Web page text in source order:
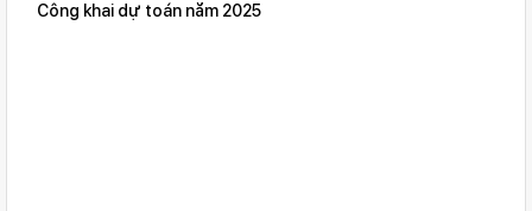
Số ký hiệu: 2617/QĐ-SGDĐT
Công khai dự toán năm 2025